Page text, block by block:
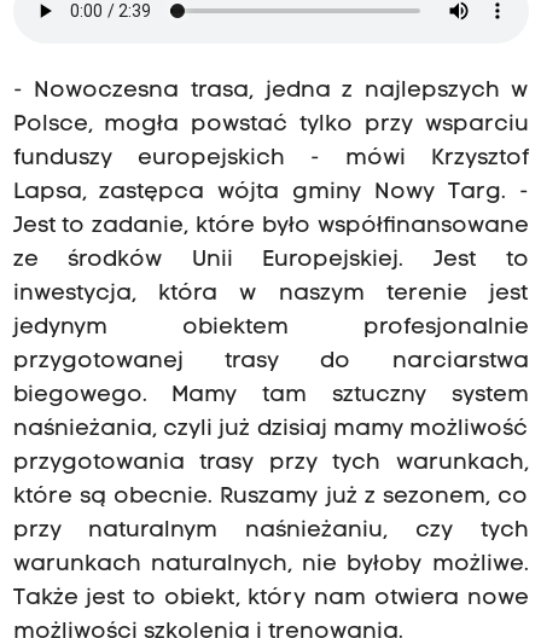
- Nowoczesna trasa, jedna z najlepszych w
Polsce, mogła powstać tylko przy wsparciu
funduszy europejskich - mówi Krzysztof
Lapsa, zastępca wójta gminy Nowy Targ. -
Jest to zadanie, które było współfinansowane
ze środków Unii Europejskiej. Jest to
inwestycja, która w naszym terenie jest
jedynym obiektem profesjonalnie
przygotowanej trasy do narciarstwa
biegowego. Mamy tam sztuczny system
naśnieżania, czyli już dzisiaj mamy możliwość
przygotowania trasy przy tych warunkach,
które są obecnie. Ruszamy już z sezonem, co
przy naturalnym naśnieżaniu, czy tych
warunkach naturalnych, nie byłoby możliwe.
Także jest to obiekt, który nam otwiera nowe
możliwości szkolenia i trenowania.